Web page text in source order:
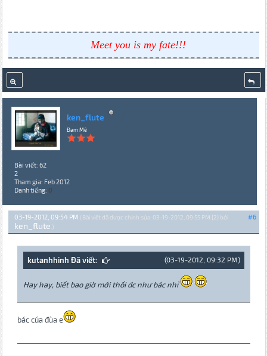
Meet you is my fate!!!
ken_flute
Đam Mê
Bài viết: 62
2
Tham gia: Feb 2012
Danh tiếng: 0
#6
03-19-2012, 09:54 PM (Bài viết đã được chỉnh sửa: 03-19-2012, 09:55 PM {2} bởi
ken_flute .)
(03-19-2012, 09:32 PM)
kutanhhinh Đã viết:
Hay hay, biết bao giờ mới thổi đc như bác nhỉ
bác cúa đùa e